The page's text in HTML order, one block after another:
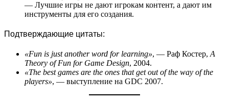
— Лучшие игры не дают игрокам контент, а дают им
инструменты для его создания.
Подтверждающие цитаты:
«Fun is just another word for learning», — Раф Костер, A
Theory of Fun for Game Design, 2004.
«The best games are the ones that get out of the way of the
players», — выступление на GDC 2007.